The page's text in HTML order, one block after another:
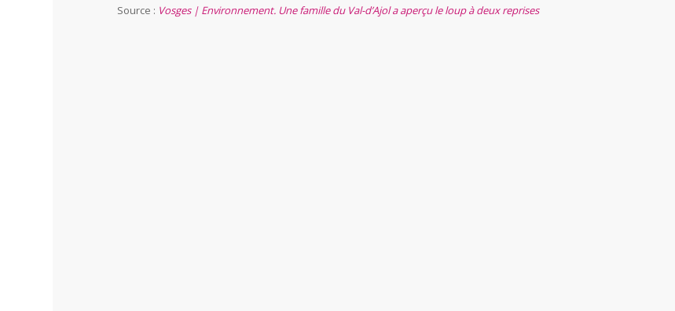
Source : Vosges | Environnement. Une famille du Val-d’Ajol a aperçu le loup à deux reprises